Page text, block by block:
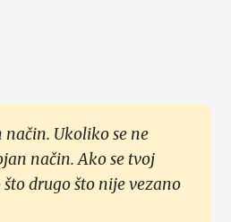
Ukoliko se ne
način. Ako se tvoj
drugo što nije vezano